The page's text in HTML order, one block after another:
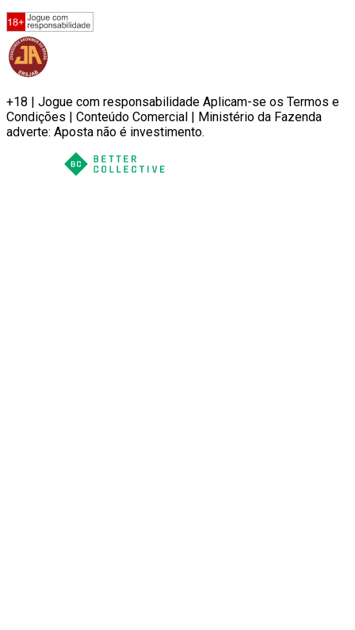
+18 | Jogue com responsabilidade Aplicam-se os Termos e
Condições | Conteúdo Comercial | Ministério da Fazenda
adverte: Aposta não é investimento.